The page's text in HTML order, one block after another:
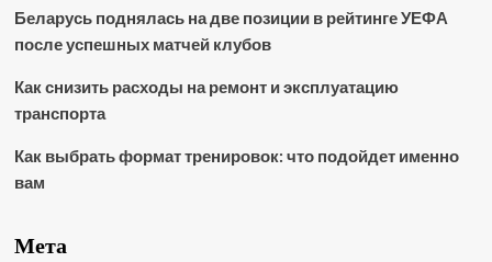
Беларусь поднялась на две позиции в рейтинге УЕФА
после успешных матчей клубов
Как снизить расходы на ремонт и эксплуатацию
транспорта
Как выбрать формат тренировок: что подойдет именно
вам
Мета